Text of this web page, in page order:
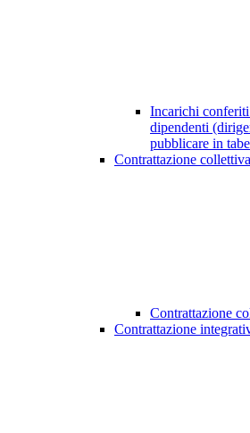
Incarichi
dipendenti
pubblicare in
Contrattazione collettiva
Contrattazione
Contrattazione